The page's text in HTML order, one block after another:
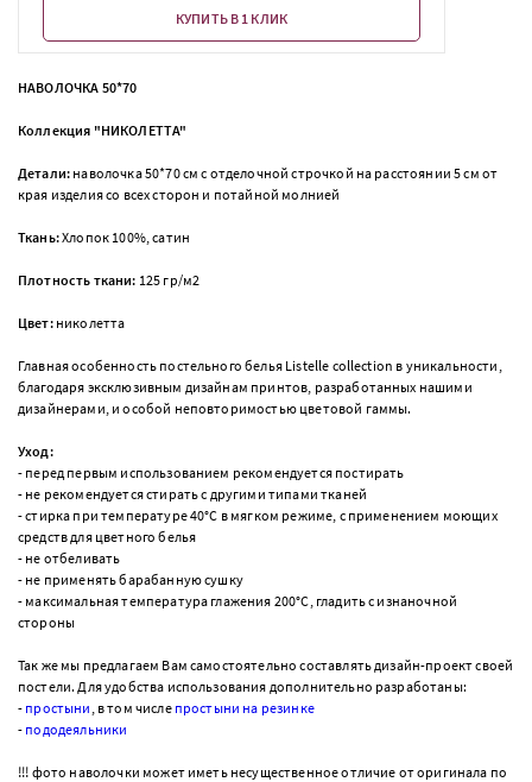
КУПИТЬ В 1 КЛИК
НАВОЛОЧКА 50*70
Коллекция "НИКОЛЕТТА"
Детали: наволочка 50*70 см с отделочной строчкой на расстоянии 5 см от
края изделия со всех сторон и потайной молнией
Ткань:Хлопок 100%, сатин
Плотность ткани: 125 гр/м2
Цвет: николетта
Главная особенность постельного белья Listelle collection в уникальности,
благодаря эксклюзивным дизайнам принтов, разработанных нашими
дизайнерами, и особой неповторимостью цветовой гаммы.
Уход:
- перед первым использованием рекомендуется постирать
- не рекомендуется стирать с другими типами тканей
- стирка при температуре 40°С в мягком режиме, с применением моющих
средств для цветного белья
- не отбеливать
- не применять барабанную сушку
- максимальная температура глажения 200°С, гладить с изнаночной
стороны
Так же мы предлагаем Вам самостоятельно составлять дизайн-проект своей
постели.Для удобства использования дополнительно разработаны:
- простыни , в том числе простыни на резинке
- пододеяльники
!!! фото наволочки может иметь несущественное отличие от оригинала по